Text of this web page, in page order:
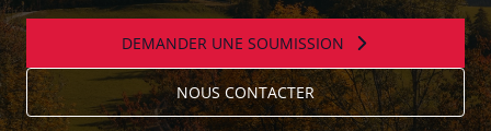
DEMANDER UNE SOUMISSION
NOUS CONTACTER